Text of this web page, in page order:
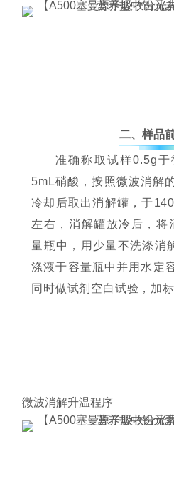
二、样品
准确称取试样0.5g于
5mL硝酸，按照微波消解
冷却后取出消解罐，于
左右，消解罐放冷后，将
量瓶中，用少量不洗涤消
涤液于容量瓶中并用水定
同时做试剂空白试验，加标
微波消解升温程序